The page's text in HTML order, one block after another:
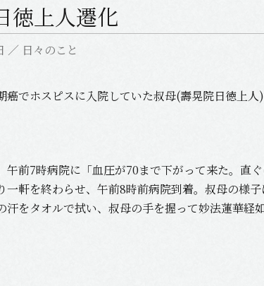
徳上人遷化
／ 日々のこと
癌でホスピスに入院していた叔母(壽晃院日徳上人
午前7時病院に「血圧が70まで下がって来た。直
一軒を終わらせ、午前8時前病院到着。叔母の様
汗をタオルで拭い、叔母の手を握って妙法蓮華経